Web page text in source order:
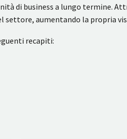
di business a lungo termine.
aumentando la propria
recapiti: